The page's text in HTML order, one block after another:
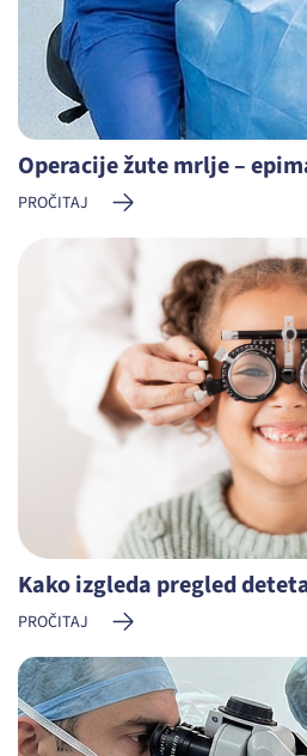
Operacije žute mrlje –
PROČITAJ
Kako izgleda pregled
PROČITAJ